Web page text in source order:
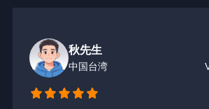
秋先生
中国台湾